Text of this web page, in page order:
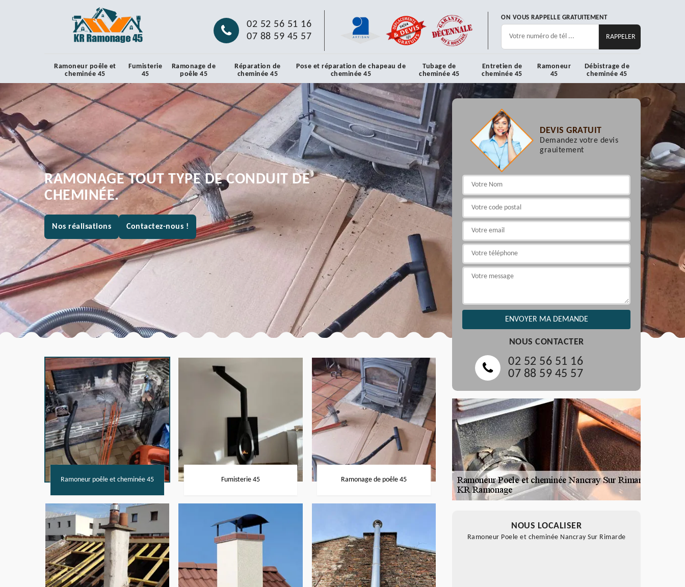
02 52 56 51 16
07 88 59 45 57
ON VOUS RAPPELLE GRATUITEMENT
Ramoneur poêle et
cheminée 45
Fumisterie
45
Ramonage de
poêle 45
Réparation de
cheminée 45
Pose et réparation de chapeau de
cheminée 45
Tubage de
cheminée 45
Entretien de
cheminée 45
Ramoneur
45
Débistrage de
cheminée 45
RAMONAGE TOUT TYPE DE CONDUIT DE
CHEMINÉE.
Nos réalisations Contactez-nous !
Ramoneur poêle et cheminée 45 Fumisterie 45 Ramonage de poêle 45
DEVIS GRATUIT
Demandez votre devis
grauitement
NOUS CONTACTER
02 52 56 51 16
07 88 59 45 57
NOUS LOCALISER
Ramoneur Poele et cheminée Nancray Sur Rimarde